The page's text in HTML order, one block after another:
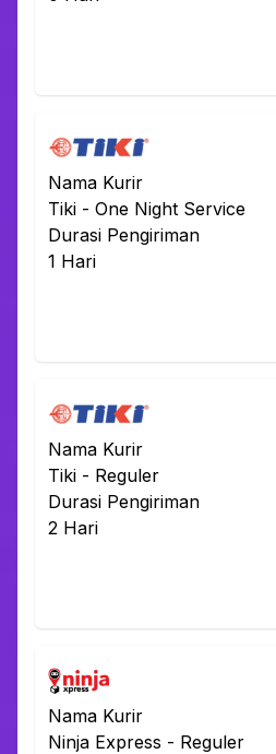
Nama Kurir
Tiki - One Night Service
Durasi Pengiriman
1 Hari
Nama Kurir
Tiki - Reguler
Durasi Pengiriman
2 Hari
Nama Kurir
Ninja Express - Reguler